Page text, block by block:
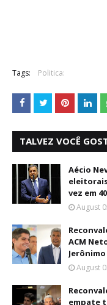
Tags: Politica:
TALVEZ VOCÊ
Aécio
vez em
August
ACM
August
empate